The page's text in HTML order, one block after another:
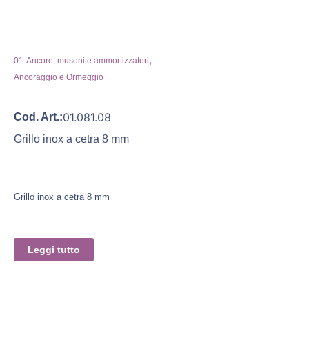
01-Ancore, musoni e ammortizzatori,
Ancoraggio e Ormeggio
Cod. Art.:01.081.08
Grillo inox a cetra 8 mm
Grillo inox a cetra 8 mm
Leggi tutto